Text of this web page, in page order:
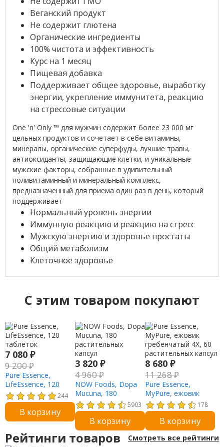
Веганский продукт
Не содержит глютена
Органические ингредиенты
100% чистота и эффективность
Курс на 1 месяц
Пищевая добавка
Поддерживает общее здоровье, выработку
энергии, укрепление иммунитета, реакцию
на стрессовые ситуации
One 'n' Only ™ для мужчин содержит более 23 000 мг
цельных продуктов и сочетает в себе витамины,
минералы, органические суперфуды, лучшие травы,
антиоксиданты, защищающие клетки, и уникальные
мужские факторы, собранные в удивительный
поливитаминный и минеральный комплекс,
предназначенный для приема один раз в день, который
поддерживает
Нормальный уровень энергии
Иммунную реакцию и реакцию на стресс
Мужскую энергию и здоровье простаты
Общий метаболизм
Клеточное здоровье
C этим товаром покупают
7 080 ₽
9 200₽
Pure Essence,
LifeEssence, 120
таблеток
244
В корзину
3 820 ₽
4 960₽
NOW Foods, Dopa
Mucuna, 180
растительных
капсул
5903
В корзину
8 680 ₽
11 268₽
Pure Essence,
MyPure, ежовик
гребенчатый 4X, 60
растительных капсул
178
В корзину
Рейтинги товаров Смотреть все рейтинги